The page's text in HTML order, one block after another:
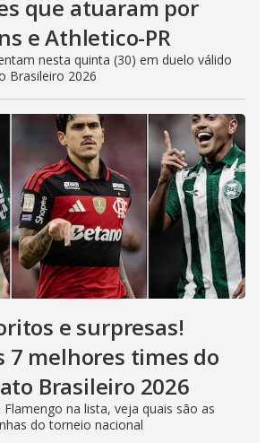
que atuaram por
e Athletico-PR
nesta quinta (30) em duelo válido
Brasileiro 2026
e surpresas!
7 melhores times do
Brasileiro 2026
na lista, veja quais são as
do torneio nacional